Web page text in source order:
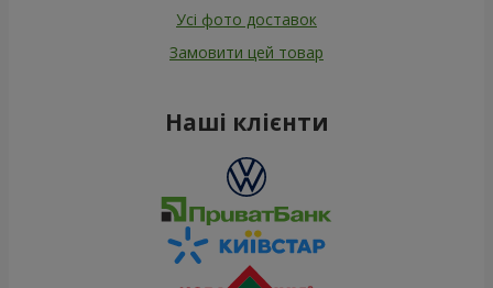
Усі фото доставок
Замовити цей товар
Наші клієнти